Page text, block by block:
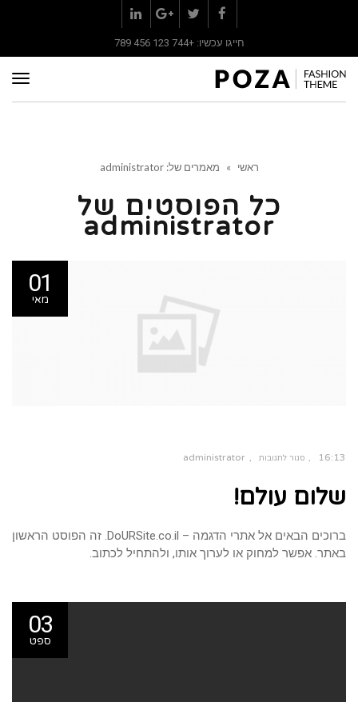
Facebook
Twitter
Google+
LinkedIn
חייגו עכשיו: +744 123 456 789
ראשי » מאמרים של: administrator
כל הפוסטים של
administrator
01
מאי
16:13 סגור לתגובות
שלום
עולם!
administrator
שלום עולם!
ברוכים הבאים אל אתרי הדגמה – DoURSite.co.il. זה הפוסט הראשון
באתר. אפשר למחוק או לערוך אותו, ולהתחיל לכתוב.
03
ספט